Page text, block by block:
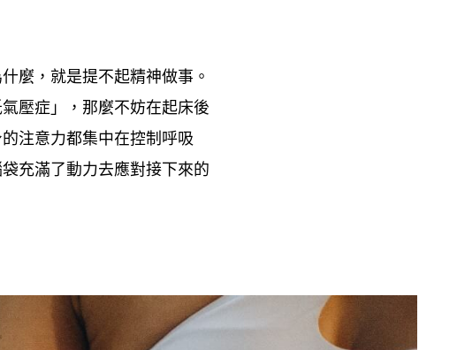
麼 ， 就是提不起精神做事。
壓症」 ， 那麼不妨在起床後
注意力都集中在控制呼吸
充滿了動力去應對接下來的